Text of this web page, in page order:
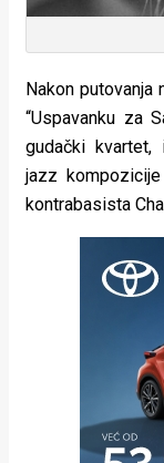
Nakon
“Uspavanku za
gudački kvartet,
jazz
kontrabasista